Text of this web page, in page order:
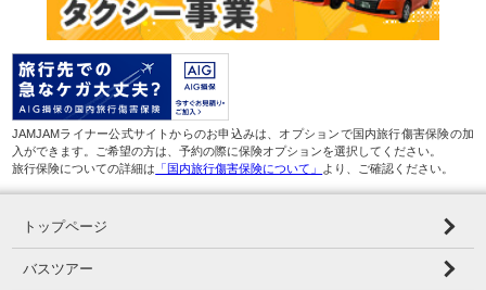
JAMJAMライナー公式サイトからのお申込みは、オプションで国内旅行傷害保険の加
入ができます。ご希望の方は、予約の際に保険オプションを選択してください。
旅行保険についての詳細は 「国内旅行傷害保険について」 より、ご確認ください。
トップページ
バスツアー